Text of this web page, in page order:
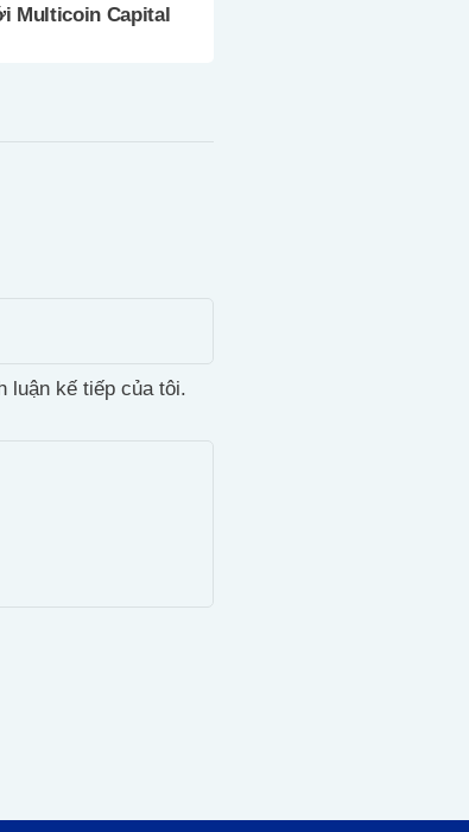
Multicoin Capital
luận kế tiếp của tôi.